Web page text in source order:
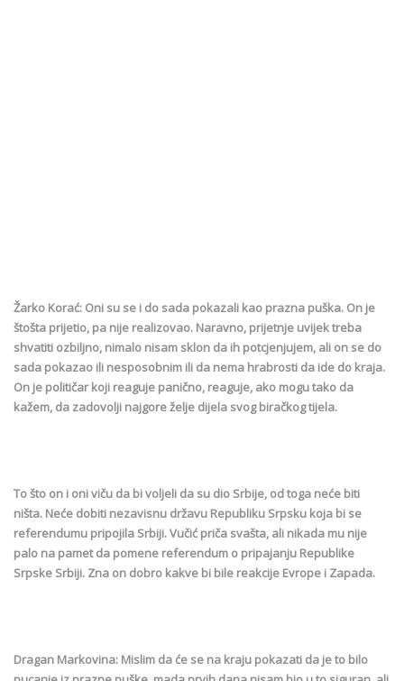
Žarko Korać: Oni su se i do sada pokazali kao prazna puška. On je
štošta prijetio, pa nije realizovao. Naravno, prijetnje uvijek treba
shvatiti ozbiljno, nimalo nisam sklon da ih potcjenjujem, ali on se do
sada pokazao ili nesposobnim ili da nema hrabrosti da ide do kraja.
On je političar koji reaguje panično, reaguje, ako mogu tako da
kažem, da zadovolji najgore želje dijela svog biračkog tijela.
To što on i oni viču da bi voljeli da su dio Srbije, od toga neće biti
ništa. Neće dobiti nezavisnu državu Republiku Srpsku koja bi se
referendumu pripojila Srbiji. Vučić priča svašta, ali nikada mu nije
palo na pamet da pomene referendum o pripajanju Republike
Srpske Srbiji. Zna on dobro kakve bi bile reakcije Evrope i Zapada.
Dragan Markovina: Mislim da će se na kraju pokazati da je to bilo